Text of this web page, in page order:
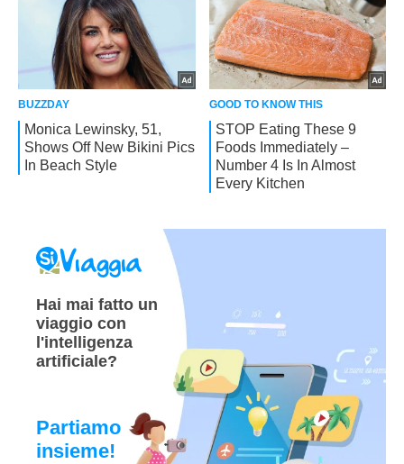
Hai mai fatto un
viaggio con
l'intelligenza
artificiale?
Partiamo
insieme!